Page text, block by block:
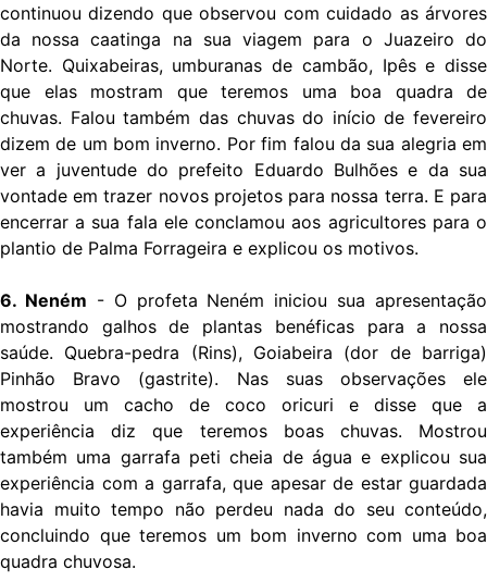
continuou dizendo que observou com cuidado as árvores
da nossa caatinga na sua viagem para o Juazeiro do
Norte. Quixabeiras, umburanas de cambão, Ipês e disse
que elas mostram que teremos uma boa quadra de
chuvas. Falou também das chuvas do início de fevereiro
dizem de um bom inverno. Por fim falou da sua alegria em
ver a juventude do prefeito Eduardo Bulhões e da sua
vontade em trazer novos projetos para nossa terra. E para
encerrar a sua fala ele conclamou aos agricultores para o
plantio de Palma Forrageira e explicou os motivos.
6. Neném - O profeta Neném iniciou sua apresentação
mostrando galhos de plantas benéficas para a nossa
saúde. Quebra-pedra (Rins), Goiabeira (dor de barriga)
Pinhão Bravo (gastrite). Nas suas observações ele
mostrou um cacho de coco oricuri e disse que a
experiência diz que teremos boas chuvas. Mostrou
também uma garrafa peti cheia de água e explicou sua
experiência com a garrafa, que apesar de estar guardada
havia muito tempo não perdeu nada do seu conteúdo,
concluindo que teremos um bom inverno com uma boa
quadra chuvosa.